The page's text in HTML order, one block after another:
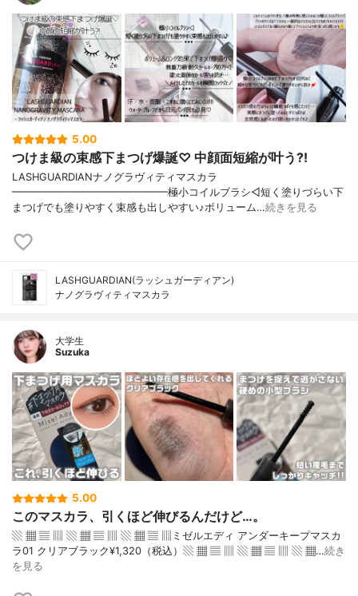
5.00
つけま級の束感下まつげ爆誕♡ 中顔面短縮が叶う?!
LASHGUARDIANナノグラヴィティマスカラ
━━━━━━━━━━━━━━━極小コイルブラシ◁短く塗りづらい下
まつげでも塗りやすく束感も出しやすい♪ボリューム…続きを見る
LASHGUARDIAN(ラッシュガーディアン)
ナノグラヴィティマスカラ
大学生
Suzuka
5.00
このマスカラ、引くほど伸びるんだけど…。
▧ ▦ ▤ ▥ ▧ ▦ ▤ ▥ ▧ ▦ ▤ ▥ミゼルエディ アンダーキープマスカ
ラ01 クリアブラック¥1,320（税込）▧ ▦ ▤ ▥ ▧ ▦ ▤ ▥ ▧ ▦…続き
を見る